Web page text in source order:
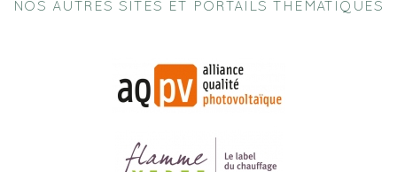
NOS AUTRES SITES ET PORTAILS THEMATIQUES